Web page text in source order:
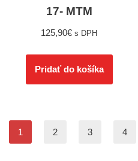
17- MTM
125,90€ s DPH
Pridať do košíka
1 2 3 4